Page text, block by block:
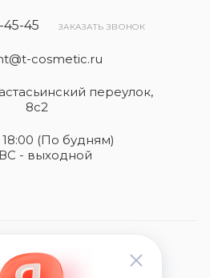
45 ЗАКАЗАТЬ ЗВОНОК
cosmetic.ru
переулок,
8с2
(По будням)
- выходной